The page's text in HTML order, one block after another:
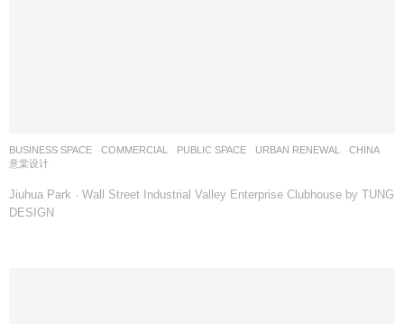
BUSINESS SPACE ,COMMERCIAL ,PUBLIC SPACE ,URBAN RENEWAL
CHINA
意棠设计
Jiuhua Park · Wall Street Industrial Valley Enterprise Clubhouse by TUNG
DESIGN